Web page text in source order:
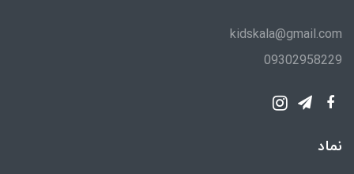
kidskala@gmail.com
09302958229
نماد